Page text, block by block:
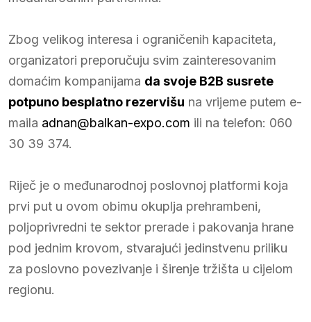
Zbog velikog interesa i ograničenih kapaciteta,
organizatori preporučuju svim zainteresovanim
domaćim kompanijama da svoje B2B susrete
potpuno besplatno rezervišu na vrijeme putem e-
maila adnan@balkan-expo.com ili na telefon: 060
30 39 374.
Riječ je o međunarodnoj poslovnoj platformi koja
prvi put u ovom obimu okuplja prehrambeni,
poljoprivredni te sektor prerade i pakovanja hrane
pod jednim krovom, stvarajući jedinstvenu priliku
za poslovno povezivanje i širenje tržišta u cijelom
regionu.